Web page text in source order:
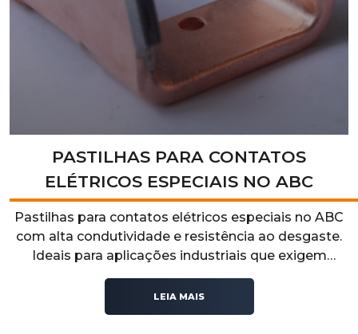
PASTILHAS PARA CONTATOS
ELÉTRICOS ESPECIAIS NO ABC
Pastilhas para contatos elétricos especiais no ABC
com alta condutividade e resistência ao desgaste.
Ideais para aplicações industriais que exigem
precisão e durabilidade. Solicite já um orçamento
personalizado!
LEIA MAIS